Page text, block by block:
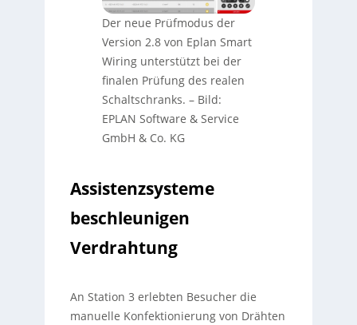
Der neue Prüfmodus der
Version 2.8 von Eplan Smart
Wiring unterstützt bei der
finalen Prüfung des realen
Schaltschranks. – Bild:
EPLAN Software & Service
GmbH & Co. KG
Assistenzsysteme
beschleunigen
Verdrahtung
An Station 3 erlebten Besucher die
manuelle Konfektionierung von Drähten